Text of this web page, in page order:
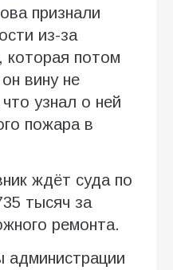
признали
из-за
которая потом
вину не
узнал о ней
пожара в
ждёт суда по
тысяч за
ремонта.
администрации